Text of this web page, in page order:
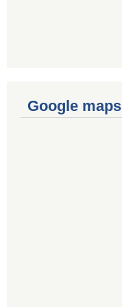
Google maps